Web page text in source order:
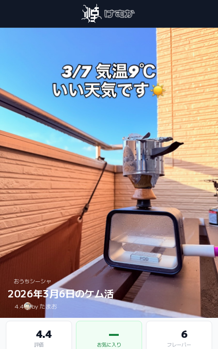
おうちシーシャ
2026年3月6日のケム活
4.4 by たまお
4.4
評価
—
お気に入り
6
フレーバー